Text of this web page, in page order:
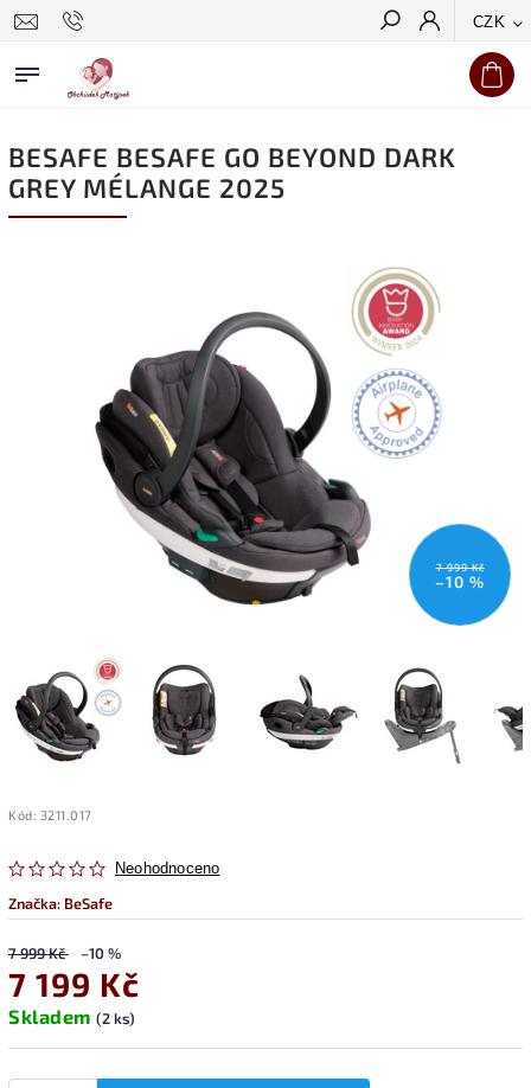
CZK
Hledat
BESAFE BESAFE GO BEYOND DARK
GREY MÉLANGE 2025
7 999 Kč
–10 %
Kód: 3211.017
Neohodnoceno
Značka: BeSafe
7 999 Kč –10 %
7 199 Kč
Skladem (2 ks)